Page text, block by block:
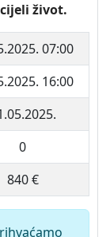
život.
07:00
16:00
0
840 €